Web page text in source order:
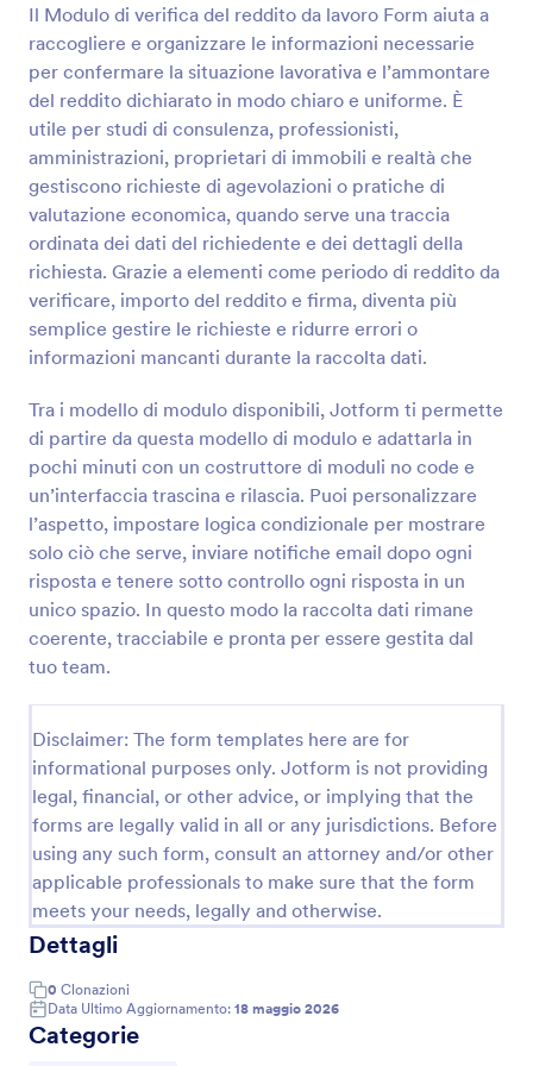
Il Modulo di verifica del reddito da lavoro Form aiuta a
raccogliere e organizzare le informazioni necessarie
per confermare la situazione lavorativa e l’ammontare
del reddito dichiarato in modo chiaro e uniforme. È
utile per studi di consulenza, professionisti,
amministrazioni, proprietari di immobili e realtà che
gestiscono richieste di agevolazioni o pratiche di
valutazione economica, quando serve una traccia
ordinata dei dati del richiedente e dei dettagli della
richiesta. Grazie a elementi come periodo di reddito da
verificare, importo del reddito e firma, diventa più
semplice gestire le richieste e ridurre errori o
informazioni mancanti durante la raccolta dati.
Tra i modello di modulo disponibili, Jotform ti permette
di partire da questa modello di modulo e adattarla in
pochi minuti con un costruttore di moduli no code e
un’interfaccia trascina e rilascia. Puoi personalizzare
l’aspetto, impostare logica condizionale per mostrare
solo ciò che serve, inviare notifiche email dopo ogni
risposta e tenere sotto controllo ogni risposta in un
unico spazio. In questo modo la raccolta dati rimane
coerente, tracciabile e pronta per essere gestita dal
tuo team.
Disclaimer: The form templates here are for
informational purposes only. Jotform is not providing
legal, financial, or other advice, or implying that the
forms are legally valid in all or any jurisdictions. Before
using any such form, consult an attorney and/or other
applicable professionals to make sure that the form
meets your needs, legally and otherwise.
Dettagli
0 Clonazioni
Data Ultimo Aggiornamento: 18 maggio 2026
Categorie
Anteprima
Modulo Di Verifica Del Curriculum
Raccogli e organizza le informazioni dei candidati
con il Modulo di verifica del curriculum, utile per
aziende e agenzie che vogliono semplificare la
raccolta dati e gestire ogni invio del modulo in modo
ordinato con Jotform.
Moduli Lavoro
Usa Template
Anteprima